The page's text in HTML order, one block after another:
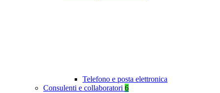
Telefono e posta elettronica
Consulenti e collaboratori 6